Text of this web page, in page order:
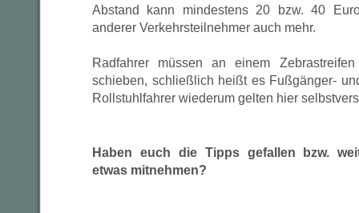
Abstand kann mindestens 20 bzw. 40
anderer Verkehrsteilnehmer auch mehr.
Radfahrer müssen an einem
schieben, schließlich heißt es Fußgänger-
Rollstuhlfahrer wiederum gelten hier
Haben euch die Tipps gefallen bzw.
etwas mitnehmen?